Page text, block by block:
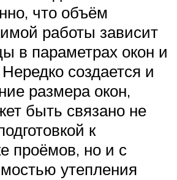
что объём
работы зависит
в параметрах окон и
создается и
размера окон,
быть связано не
к
проёмов, но и с
утепления